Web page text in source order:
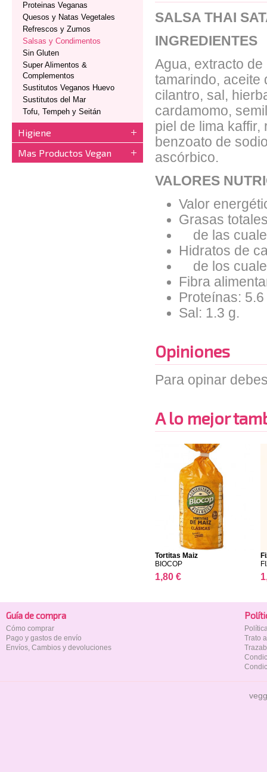
Proteinas Veganas
Quesos y Natas Vegetales
Refrescos y Zumos
Salsas y Condimentos
Sin Gluten
Super Alimentos &
Complementos
Sustitutos Veganos Huevo
Sustitutos del Mar
Tofu, Tempeh y Seitán
Higiene
Mas Productos Vegan
SALSA THAI
INGREDIENTES
Agua, extracto
tamarindo, aceite
cilantro, sal,
cardamomo,
piel de lima
benzoato de
ascórbico.
VALORES
Valor
Grasas
de las
Hidratos de
de los
Fibra
Proteínas: 5.6
Sal: 1.3 g.
Opiniones
Para opinar
A lo mejor
Tortitas Maiz
BIOCOP
1,80 €
Guía de compra
Cómo comprar
Pago y gastos de envío
Envíos, Cambios y devoluciones
Trato